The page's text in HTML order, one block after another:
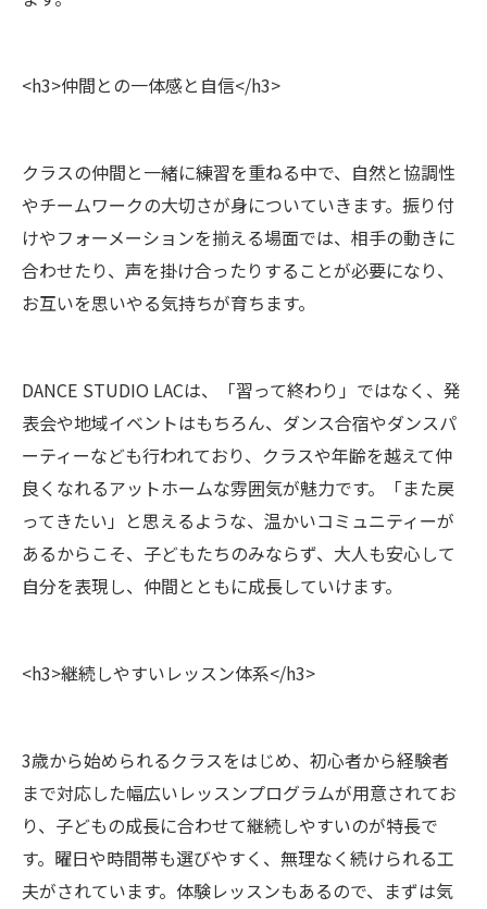
<h3>仲間との一体感と自信</h3>
クラスの仲間と一緒に練習を重ねる中で、自然と協調性
やチームワークの大切さが身についていきます。振り付
けやフォーメーションを揃える場面では、相手の動きに
合わせたり、声を掛け合ったりすることが必要になり、
お互いを思いやる気持ちが育ちます。
DANCE STUDIO LACは、「習って終わり」ではなく、発
表会や地域イベントはもちろん、ダンス合宿やダンスパ
ーティーなども行われており、クラスや年齢を越えて仲
良くなれるアットホームな雰囲気が魅力です。「また戻
ってきたい」と思えるような、温かいコミュニティーが
あるからこそ、子どもたちのみならず、大人も安心して
自分を表現し、仲間とともに成長していけます。
<h3>継続しやすいレッスン体系</h3>
3歳から始められるクラスをはじめ、初心者から経験者
まで対応した幅広いレッスンプログラムが用意されてお
り、子どもの成長に合わせて継続しやすいのが特長で
す。曜日や時間帯も選びやすく、無理なく続けられる工
夫がされています。体験レッスンもあるので、まずは気